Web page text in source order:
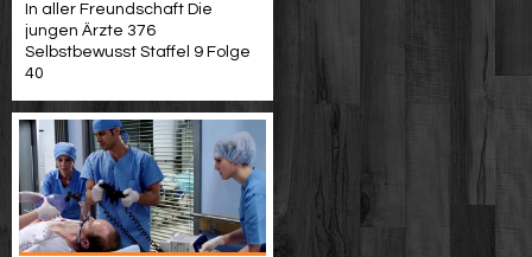
In aller Freundschaft Die
jungen Ärzte 376
Selbstbewusst Staffel 9 Folge
40